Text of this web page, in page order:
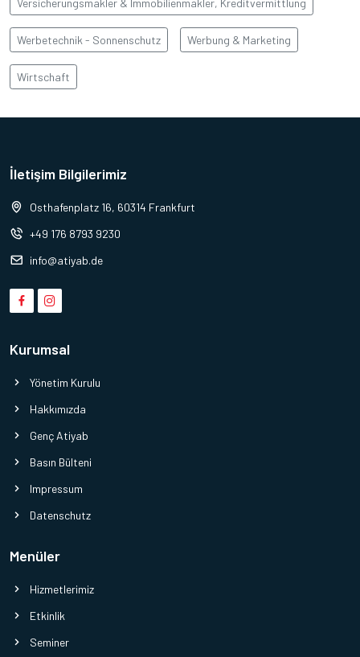
Versicherungsmakler & Immobilienmakler, Kreditvermittlung
Werbetechnik - Sonnenschutz Werbung & Marketing
Wirtschaft
İletişim Bilgilerimiz
Osthafenplatz 16, 60314 Frankfurt
+49 176 8793 9230
info@atiyab.de
Kurumsal
Yönetim Kurulu
Hakkımızda
Genç Atiyab
Basın Bülteni
Impressum
Datenschutz
Menüler
Hizmetlerimiz
Etkinlik
Seminer